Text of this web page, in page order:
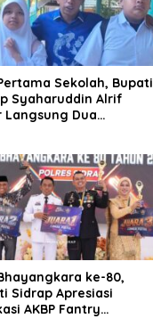
Sekolah, Bupati
Syaharuddin Alrif
Langsung Dua
ke-80,
Sidrap Apresiasi
AKBP Fantry